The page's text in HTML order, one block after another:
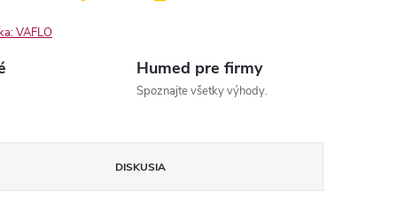
VAFLO
Humed pre firmy
Spoznajte všetky výhody.
DISKUSIA